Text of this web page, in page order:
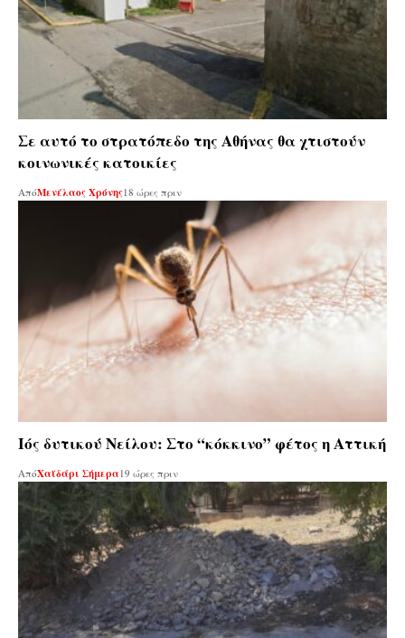
Σε αυτό το στρατόπεδο της Αθήνας θα χτιστούν
κοινωνικές κατοικίες
ΑπόΜενέλαος Χρόνης18 ώρες πριν
Ιός δυτικού Νείλου: Στο “κόκκινο” φέτος η Αττική
ΑπόΧαϊδάρι Σήμερα19 ώρες πριν